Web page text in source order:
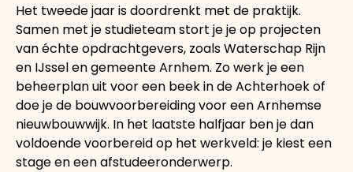
Het tweede jaar is doordrenkt met de praktijk.
Samen met je studieteam stort je je op projecten
van échte opdrachtgevers, zoals Waterschap Rijn
en IJssel en gemeente Arnhem. Zo werk je een
beheerplan uit voor een beek in de Achterhoek of
doe je de bouwvoorbereiding voor een Arnhemse
nieuwbouwwijk. In het laatste halfjaar ben je dan
voldoende voorbereid op het werkveld: je kiest een
stage en een afstudeeronderwerp.